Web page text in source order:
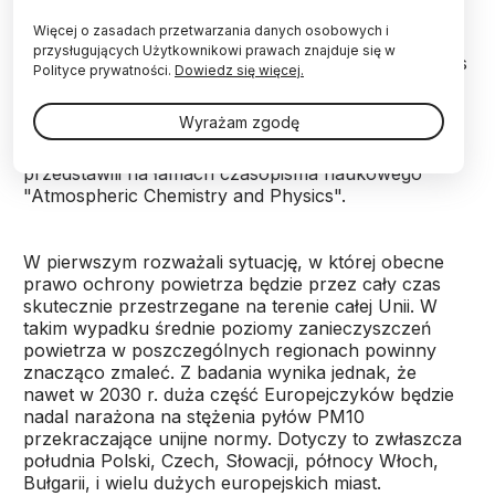
Wykorzystując modelowanie komputerowe eksperci
z International Institute for Applied Systems Analysis
(IIASA) i ich współpracownicy z Europy analizowali
dwa scenariusze, pozwalające prześledzić zmiany
zanieczyszczeń powietrza pyłami zawieszonymi
przedstawili na łamach czasopisma naukowego
"Atmospheric Chemistry and Physics".
W pierwszym rozważali sytuację, w której obecne
prawo ochrony powietrza będzie przez cały czas
skutecznie przestrzegane na terenie całej Unii. W
takim wypadku średnie poziomy zanieczyszczeń
powietrza w poszczególnych regionach powinny
znacząco zmaleć. Z badania wynika jednak, że
nawet w 2030 r. duża część Europejczyków będzie
nadal narażona na stężenia pyłów PM10
przekraczające unijne normy. Dotyczy to zwłaszcza
południa Polski, Czech, Słowacji, północy Włoch,
Bułgarii, i wielu dużych europejskich miast.
Więcej o zasadach przetwarzania danych osobowych i
przysługujących Użytkownikowi prawach znajduje się w
Polityce prywatności. Dowiedz się więcej.
Wyrażam zgodę